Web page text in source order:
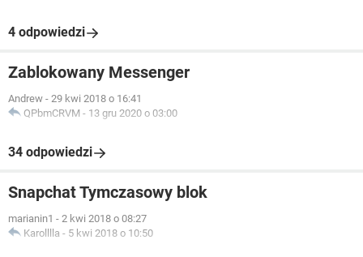
4 odpowiedzi
Zablokowany Messenger
Andrew - 29 kwi 2018 o 16:41
QPbmCRVM - 13 gru 2020 o 03:00
34 odpowiedzi
Snapchat Tymczasowy blok
marianin1 - 2 kwi 2018 o 08:27
Karolllla - 5 kwi 2018 o 10:50